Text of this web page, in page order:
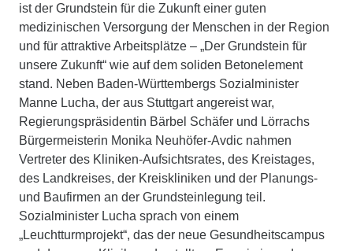
ist der Grundstein für die Zukunft einer guten
medizinischen Versorgung der Menschen in der Region
und für attraktive Arbeitsplätze – „Der Grundstein für
unsere Zukunft“ wie auf dem soliden Betonelement
stand. Neben Baden-Württembergs Sozialminister
Manne Lucha, der aus Stuttgart angereist war,
Regierungspräsidentin Bärbel Schäfer und Lörrachs
Bürgermeisterin Monika Neuhöfer-Avdic nahmen
Vertreter des Kliniken-Aufsichtsrates, des Kreistages,
des Landkreises, der Kreiskliniken und der Planungs-
und Baufirmen an der Grundsteinlegung teil.
Sozialminister Lucha sprach von einem
„Leuchtturmprojekt“, das der neue Gesundheitscampus